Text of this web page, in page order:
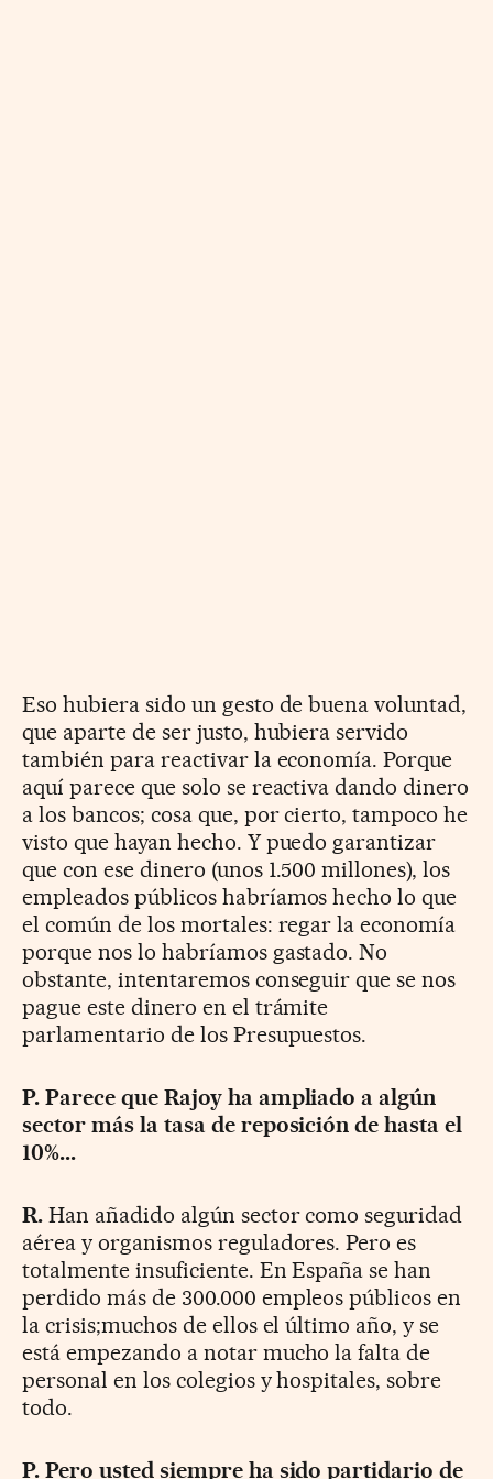
Eso hubiera sido un gesto de buena voluntad,
que aparte de ser justo, hubiera servido
también para reactivar la economía. Porque
aquí parece que solo se reactiva dando dinero
a los bancos; cosa que, por cierto, tampoco he
visto que hayan hecho. Y puedo garantizar
que con ese dinero (unos 1.500 millones), los
empleados públicos habríamos hecho lo que
el común de los mortales: regar la economía
porque nos lo habríamos gastado. No
obstante, intentaremos conseguir que se nos
pague este dinero en el trámite
parlamentario de los Presupuestos.
P. Parece que Rajoy ha ampliado a algún
sector más la tasa de reposición de hasta el
10%...
R.Han añadido algún sector como seguridad
aérea y organismos reguladores. Pero es
totalmente insuficiente. En España se han
perdido más de 300.000 empleos públicos en
la crisis;muchos de ellos el último año, y se
está empezando a notar mucho la falta de
personal en los colegios y hospitales, sobre
todo.
P. Pero usted siempre ha sido partidario de